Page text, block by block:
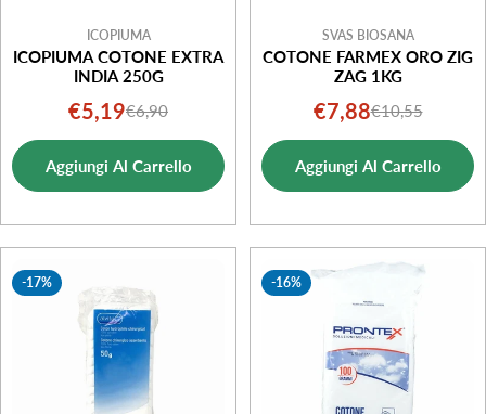
ICOPIUMA
ICOPIUMA COTONE EXTRA
INDIA 250G
Prezzo
di
vendita
€5,19Prezzo
normale
€6,90
Aggiungi Al Carrello
SVAS BIOSANA
COTONE FARMEX ORO ZIG
ZAG 1KG
Prezzo
di
vendita
€7,88Prezzo
normale
€10,55
Aggiungi Al Carrello
-17% -16%